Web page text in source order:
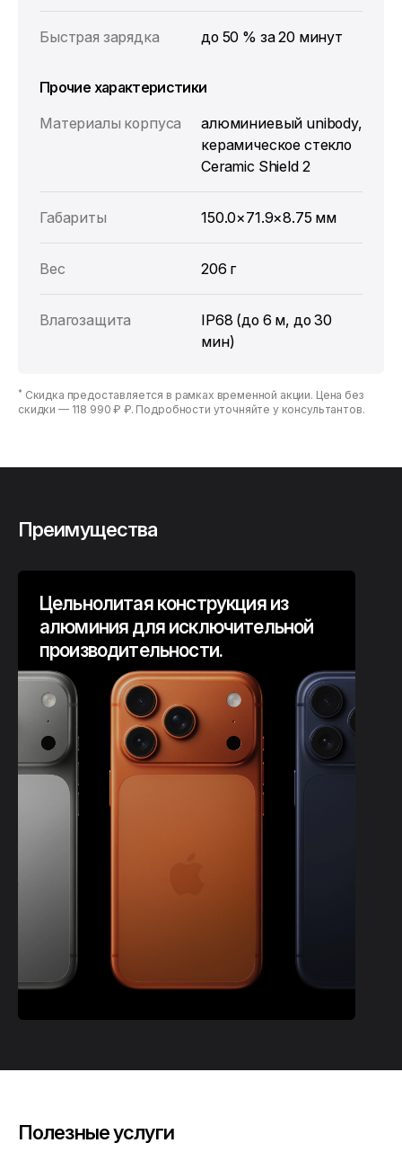
Быстрая зарядка до 50 % за 20 минут
Прочие характеристики
Материалы корпуса
алюминиевый unibody,
керамическое стекло
Ceramic Shield 2
Габариты 150.0×71.9×8.75 мм
Вес 206 г
Влагозащита
IP68 (до 6 м, до 30
мин)
* Скидка предоставляется в рамках временной акции. Цена без
скидки — 118 990 ₽ ₽. Подробности уточняйте у консультантов.
Преимущества
Цельнолитая конструкция из
алюминия для исключительной
производительности.
Полезные услуги